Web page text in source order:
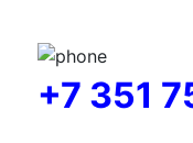
+7 351